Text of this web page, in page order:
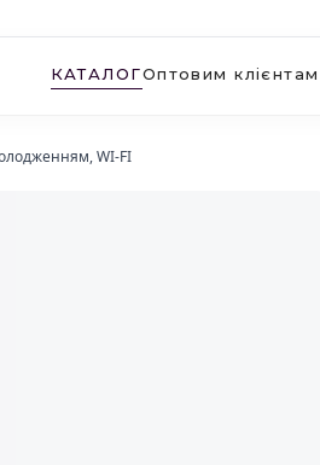
КАТАЛОГОптовим клієнтам
WI-FI